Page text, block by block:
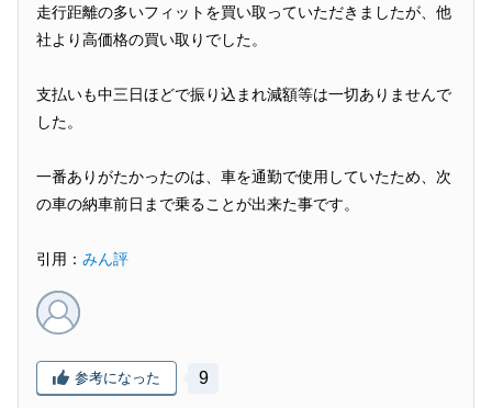
走行距離の多いフィットを買い取っていただきましたが、他
社より高価格の買い取りでした。
支払いも中三日ほどで振り込まれ減額等は一切ありませんで
した。
一番ありがたかったのは、車を通勤で使用していたため、次
の車の納車前日まで乗ることが出来た事です。
引用： みん評
参考になった 9